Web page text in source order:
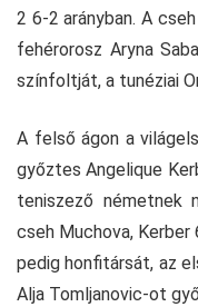
2 6-2 arányban. A
fehérorosz Aryna
színfoltját, a tunéziai
A felső ágon a
győztes Angelique
teniszező németnek
cseh Muchova,
pedig honfitársát, az
Alja Tomljanovic-ot